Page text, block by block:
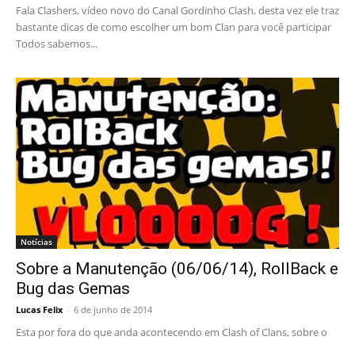
Fala Clashers, vídeo novo do Canal Gordinho Clash, desta vez ele traz
bastante dicas de como escolher um bom Clan para você participar
Todos sabemos...
Notícias
Sobre a Manutenção (06/06/14), RollBack e
Bug das Gemas
Lucas Felix - 6 de junho de 2014
Esta por fora do que anda acontecendo em Clash of Clans, sobre o